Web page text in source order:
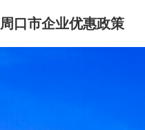
周口市企业优惠政策